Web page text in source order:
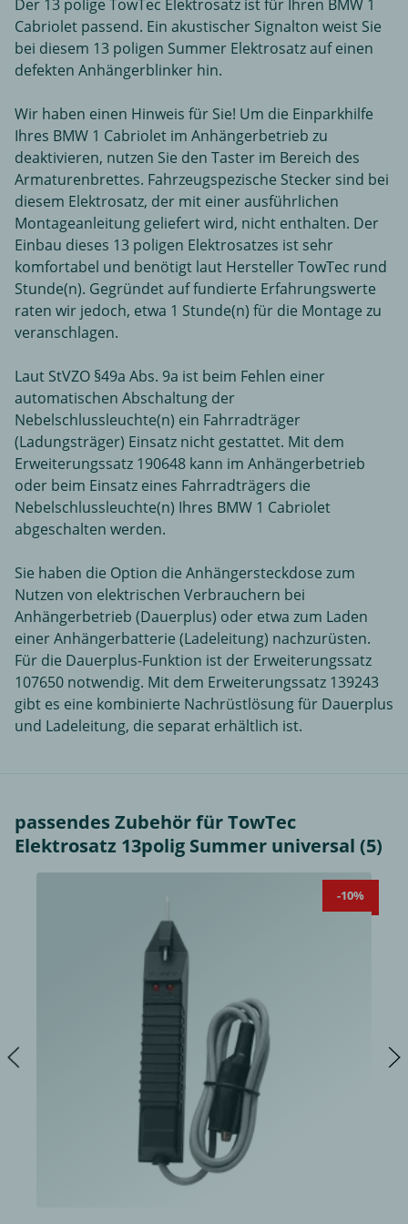
Der 13 polige TowTec Elektrosatz ist für Ihren BMW 1
Cabriolet passend. Ein akustischer Signalton weist Sie
bei diesem 13 poligen Summer Elektrosatz auf einen
defekten Anhängerblinker hin.
Wir haben einen Hinweis für Sie! Um die Einparkhilfe
Ihres BMW 1 Cabriolet im Anhängerbetrieb zu
deaktivieren, nutzen Sie den Taster im Bereich des
Armaturenbrettes. Fahrzeugspezische Stecker sind bei
diesem Elektrosatz, der mit einer ausführlichen
Montageanleitung geliefert wird, nicht enthalten. Der
Einbau dieses 13 poligen Elektrosatzes ist sehr
komfortabel und benötigt laut Hersteller TowTec rund
Stunde(n). Gegründet auf fundierte Erfahrungswerte
raten wir jedoch, etwa 1 Stunde(n) für die Montage zu
veranschlagen.
Laut StVZO §49a Abs. 9a ist beim Fehlen einer
automatischen Abschaltung der
Nebelschlussleuchte(n) ein Fahrradträger
(Ladungsträger) Einsatz nicht gestattet. Mit dem
Erweiterungssatz 190648 kann im Anhängerbetrieb
oder beim Einsatz eines Fahrradträgers die
Nebelschlussleuchte(n) Ihres BMW 1 Cabriolet
abgeschalten werden.
Sie haben die Option die Anhängersteckdose zum
Nutzen von elektrischen Verbrauchern bei
Anhängerbetrieb (Dauerplus) oder etwa zum Laden
einer Anhängerbatterie (Ladeleitung) nachzurüsten.
Für die Dauerplus-Funktion ist der Erweiterungssatz
107650 notwendig. Mit dem Erweiterungssatz 139243
gibt es eine kombinierte Nachrüstlösung für Dauerplus
und Ladeleitung, die separat erhältlich ist.
passendes Zubehör für TowTec
Elektrosatz 13polig Summer universal (5)
-10%